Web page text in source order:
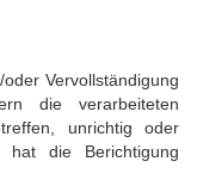
Vervollständigung
die verarbeiteten
unrichtig oder
hat die Berichtigung